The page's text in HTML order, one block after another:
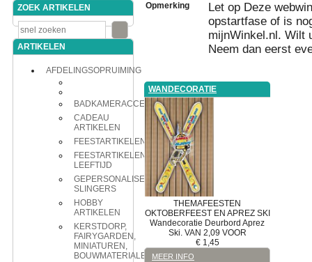
ZOEK ARTIKELEN
ARTIKELEN
AFDELINGSOPRUIMING
BADKAMERACCESSOIRES
CADEAU
ARTIKELEN
FEESTARTIKELEN
FEESTARTIKELEN
LEEFTIJD
GEPERSONALISEERDE
SLINGERS
HOBBY
ARTIKELEN
KERSTDORP,
FAIRYGARDEN,
MINIATUREN,
BOUWMATERIALEN
Opmerking
Let op Deze
opstartfase of is
mijnWinkel.nl. Wilt
Neem dan eerst
WANDECORATIE
THEMAFEESTEN
OKTOBERFEEST EN APREZ SKI
Wandecoratie Deurbord Aprez
Ski. VAN 2,09 VOOR
€ 1,45
MEER INFO